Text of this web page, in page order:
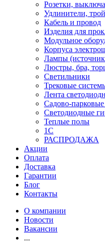
Розетки,
Удлинители,
Кабель и провод
Изделия для
Модульное
Корпуса
Лампы
Люстры, бра,
Светильники
Трековые
Лента
Садово-
Светодиодные
Теплые полы
1С
РАСПРОДАЖА
Акции
Оплата
Доставка
Гарантии
Блог
Контакты
О компании
Новости
Вакансии
...